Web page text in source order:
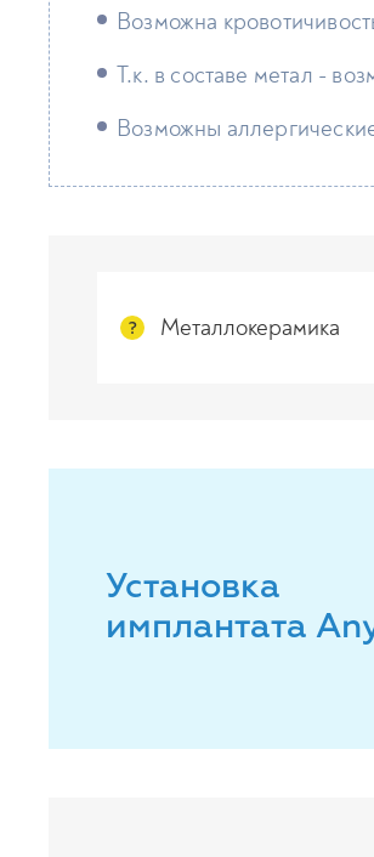
Возможна
Т.к. в составе метал -
Возможны
? Металлокерамика
Установка
имплантата